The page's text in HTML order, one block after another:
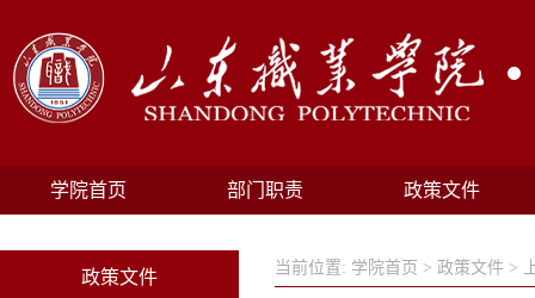
学院首页 部门职责 政策文件
政策文件 当前位置: 学院首页 > 政策文件 >